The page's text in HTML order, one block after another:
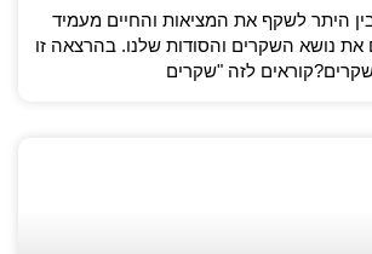
היתר לשקף את המציאות והחיים מעמיד
נושא השקרים והסודות שלנו. בהרצאה זו
לזה "שקרים